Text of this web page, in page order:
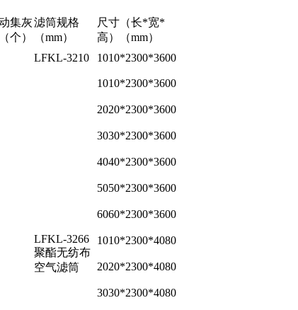
集灰
个）
滤筒规格
（mm）
尺寸（长*宽*
高）（mm）
LFKL-3210 1010*2300*3600
LFKL-3266
聚酯无纺布
空气滤筒
1010*2300*3600
2020*2300*3600
3030*2300*3600
4040*2300*3600
5050*2300*3600
6060*2300*3600
1010*2300*4080
2020*2300*4080
3030*2300*4080